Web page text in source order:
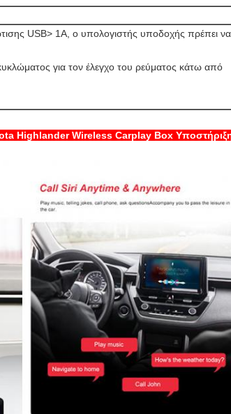
USB> 1A, ο υπολογιστής υποδοχής πρέπει να
για τον έλεγχο του ρεύματος κάτω από
Highlander Wireless Carplay Box